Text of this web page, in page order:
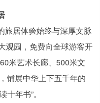
旅居体验始终与深厚文脉
观园，免费向全球游客开
米艺术长廊、500米文
铺展中华上下五千年的
年书”。